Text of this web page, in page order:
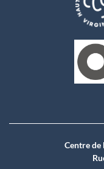
Centre